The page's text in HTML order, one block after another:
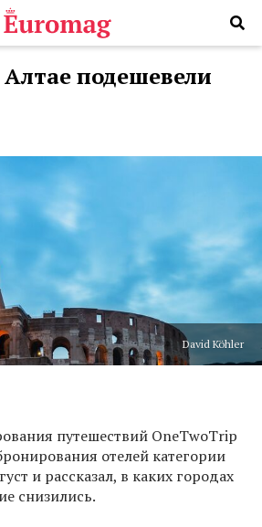
подешевели
David Köhler
путешествий OneTwoTrip
отелей категории
и рассказал, в каких городах
снизились.